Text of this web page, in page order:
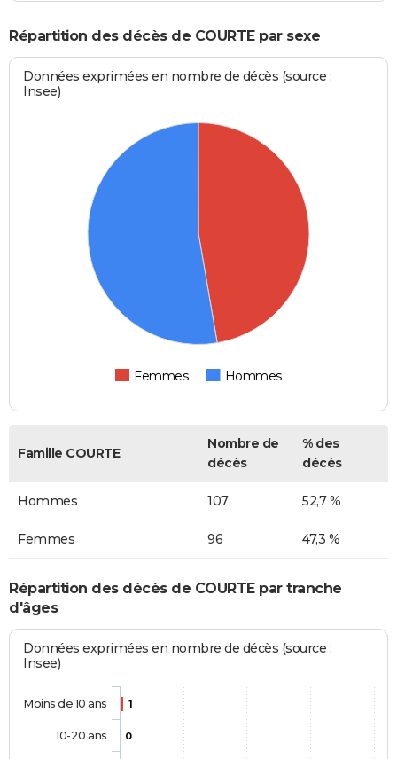
Répartition des décès de COURTE par sexe
Données exprimées en nombre de décès (source :
Insee)
Femmes Hommes
Famille COURTE
Nombre de
décès
% des
décès
Hommes 107 52,7 %
Femmes 96 47,3 %
Répartition des décès de COURTE par tranche
d'âges
Données exprimées en nombre de décès (source :
Insee)
1
0
Moins de 10 ans
10-20 ans